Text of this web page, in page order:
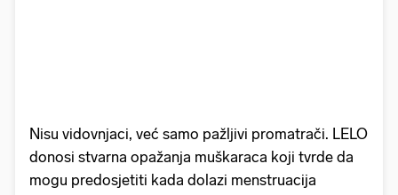
Nisu vidovnjaci, već samo pažljivi promatrači. LELO
donosi stvarna opažanja muškaraca koji tvrde da
mogu predosjetiti kada dolazi menstruacija